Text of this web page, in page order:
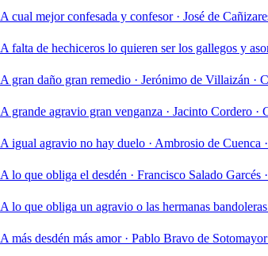
A cual mejor confesada y confesor · José de
A falta de hechiceros lo quieren ser los gallegos y
A gran daño gran remedio · Jerónimo de Villaizán ·
A grande agravio gran venganza · Jacinto Cordero ·
A igual agravio no hay duelo · Ambrosio de Cuenca ·
A lo que obliga el desdén · Francisco Salado Garcés ·
A lo que obliga un agravio o las hermanas bandoleras
A más desdén más amor · Pablo Bravo de Sotomayor